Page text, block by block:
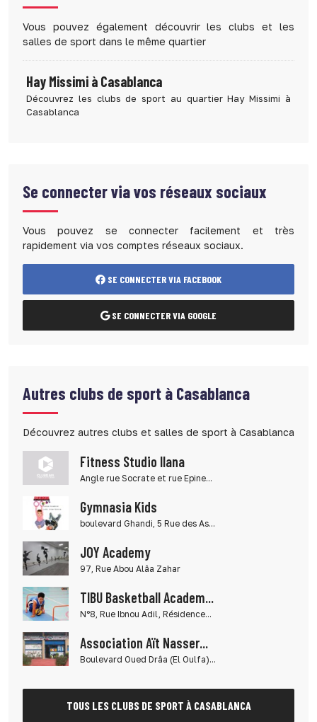
Vous pouvez également découvrir les clubs et les
salles de sport dans le même quartier
Hay Missimi à Casablanca
Découvrez les clubs de sport au quartier Hay Missimi à
Casablanca
Se connecter via vos réseaux sociaux
Vous pouvez se connecter facilement et très
rapidement via vos comptes réseaux sociaux.
SE CONNECTER VIA FACEBOOK
SE CONNECTER VIA GOOGLE
Autres clubs de sport à Casablanca
Découvrez autres clubs et salles de sport à Casablanca
Fitness Studio Ilana
Angle rue Socrate et rue Epine...
Gymnasia Kids
boulevard Ghandi, 5 Rue des As...
JOY Academy
97, Rue Abou Alâa Zahar
TIBU Basketball Academ...
N°8, Rue Ibnou Adil, Résidence...
Association Aït Nasser...
Boulevard Oued Drâa (El Oulfa)...
TOUS LES CLUBS DE SPORT À CASABLANCA